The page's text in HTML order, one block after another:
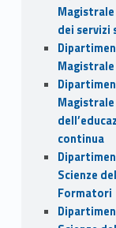
dei servizi
Magistrale
continua
Scienze
Formatori